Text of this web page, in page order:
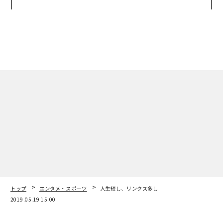
ロイヤル・ウエストノーフォーク・ゴルフクラブ